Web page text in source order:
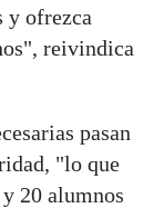
y ofrezca
reivindica
pasan
"lo que
20 alumnos